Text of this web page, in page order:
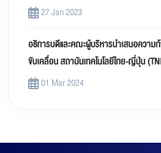
27 Jan 2023
อธิการบดีและคณะผู้บริหารนำเสนอความ
ขับเคลื่อน สถาบันเทคโนโลยีไทย-ญี่ปุ่น
01 Mar 2024